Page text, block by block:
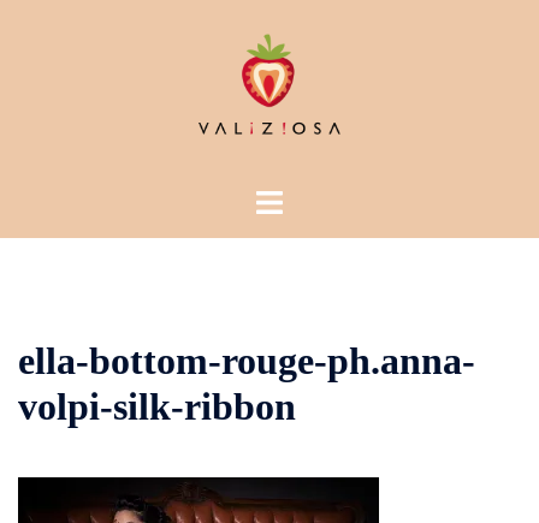
Mostra/Nascondi
ella-bottom-rouge-ph.anna-
volpi-silk-ribbon